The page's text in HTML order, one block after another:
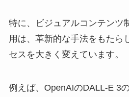
特に、ビジュアルコンテンツ
用は、革新的な手法をもたら
セスを大きく変えています。
例えば、OpenAIのDALL-E 3